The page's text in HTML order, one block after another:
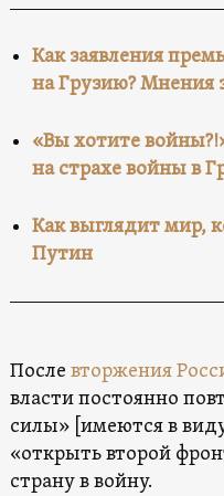
Как заявления
на Грузию? Мнения
«Вы хотите
на страхе войны в
Как выглядит мир,
Путин
После вторжения
власти постоянно
силы» [имеются в
«открыть второй
страну в войну.